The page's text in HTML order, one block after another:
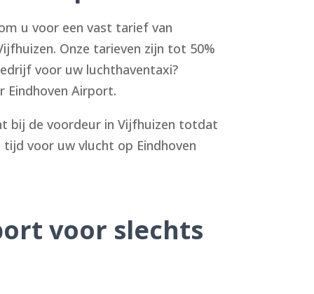
u voor een vast tarief van
Onze tarieven zijn tot 50%
voor uw luchthaventaxi?
Eindhoven Airport.
bij de voordeur in Vijfhuizen totdat
voor uw vlucht op Eindhoven
voor slechts